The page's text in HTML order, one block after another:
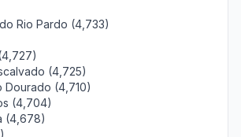
Rio Pardo (4,733)
(4,725)
Dourado (4,710)
(4,704)
(4,678)